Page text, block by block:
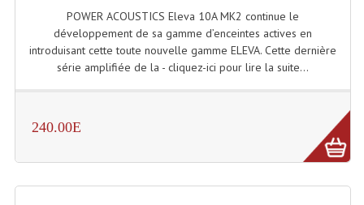
POWER ACOUSTICS Eleva 10A MK2 continue le
développement de sa gamme d’enceintes actives en
introduisant cette toute nouvelle gamme ELEVA. Cette dernière
série amplifiée de la - cliquez-ici pour lire la suite...
240.00E